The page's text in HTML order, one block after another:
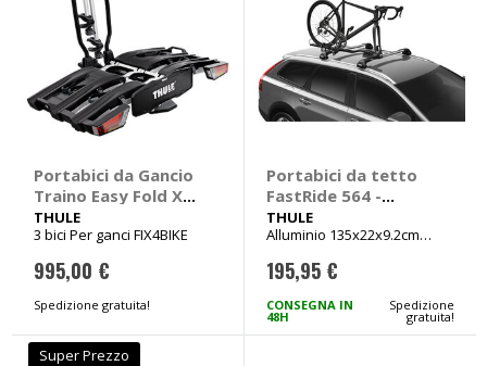
Portabici da Gancio
Traino Easy Fold XT
F 9665 Fix4Bike -
THULE
THULE
3 bici Per ganci FIX4BIKE
995,00 €
Spedizione gratuita!
Portabici da tetto
FastRide 564 -
THULE
THULE
Alluminio 135x22x9.2cm
195,95 €
CONSEGNA IN
48H
Spedizione
gratuita!
Super Prezzo